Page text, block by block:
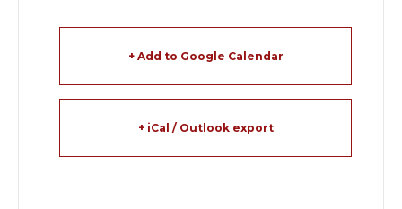
+ Add to Google Calendar
+ iCal / Outlook export